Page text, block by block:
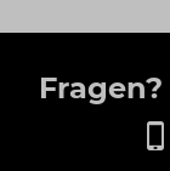
Fragen?